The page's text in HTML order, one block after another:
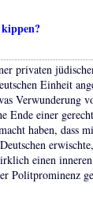
privaten
Einheit
Verwunderung
Ende einer
haben, dass
einen
Politprominenz